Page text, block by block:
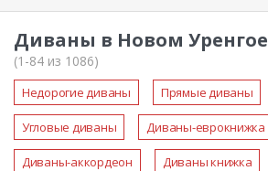
Диваны в Новом Уренгое
(1-84 из 1086)
Недорогие диваны Прямые диваны
Угловые диваны Диваны-еврокнижка
Диваны-аккордеон Диваны книжка